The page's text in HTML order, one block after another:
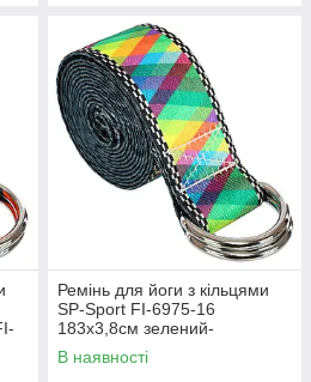
Ремінь для йоги з кільцями
SP-Sport FI-6975-16
183x3,8см зелений-
помаранчевий Код FI-6975-
16
В наявності